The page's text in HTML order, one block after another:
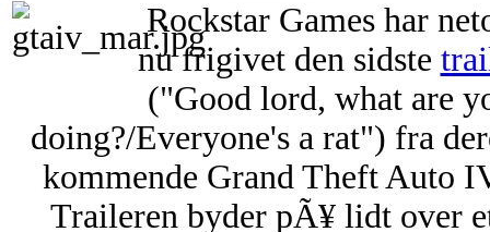
Rockstar Games har
nu frigivet den sidste
("Good lord, what are
doing?/Everyone's a rat") fra
kommende Grand Theft Auto
Traileren byder pÃ¥ lidt over